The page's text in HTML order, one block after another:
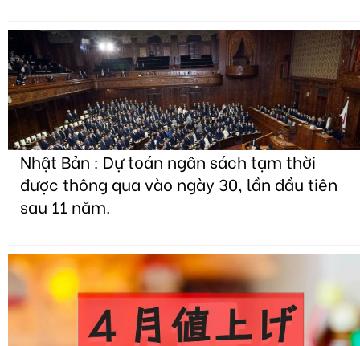
Nhật Bản : Dự toán ngân sách tạm thời
được thông qua vào ngày 30, lần đầu tiên
sau 11 năm.